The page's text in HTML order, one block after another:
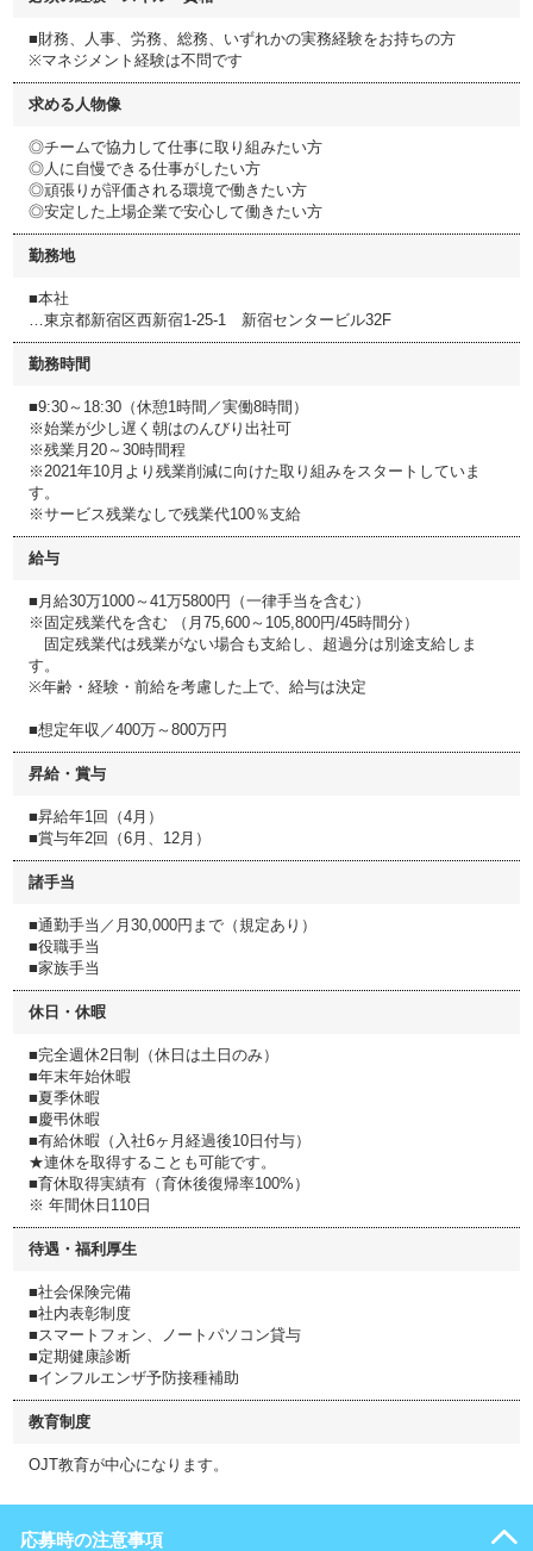
■財務、人事、労務、総務、いずれかの実務経験をお持ちの方
※マネジメント経験は不問です
求める人物像
◎チームで協力して仕事に取り組みたい方
◎人に自慢できる仕事がしたい方
◎頑張りが評価される環境で働きたい方
◎安定した上場企業で安心して働きたい方
勤務地
■本社
…東京都新宿区西新宿1-25-1 新宿センタービル32F
勤務時間
■9:30～18:30（休憩1時間／実働8時間）
※始業が少し遅く朝はのんびり出社可
※残業月20～30時間程
※2021年10月より残業削減に向けた取り組みをスタートしていま
す。
※サービス残業なしで残業代100％支給
給与
■月給30万1000～41万5800円（一律手当を含む）
※固定残業代を含む （月75,600～105,800円/45時間分）
固定残業代は残業がない場合も支給し、超過分は別途支給しま
す。
※年齢・経験・前給を考慮した上で、給与は決定
■想定年収／400万～800万円
昇給・賞与
■昇給年1回（4月）
■賞与年2回（6月、12月）
諸手当
■通勤手当／月30,000円まで（規定あり）
■役職手当
■家族手当
休日・休暇
■完全週休2日制（休日は土日のみ）
■年末年始休暇
■夏季休暇
■慶弔休暇
■有給休暇（入社6ヶ月経過後10日付与）
★連休を取得することも可能です。
■育休取得実績有（育休後復帰率100%）
※ 年間休日110日
待遇・福利厚生
■社会保険完備
■社内表彰制度
■スマートフォン、ノートパソコン貸与
■定期健康診断
■インフルエンザ予防接種補助
教育制度
OJT教育が中心になります。
応募時の注意事項